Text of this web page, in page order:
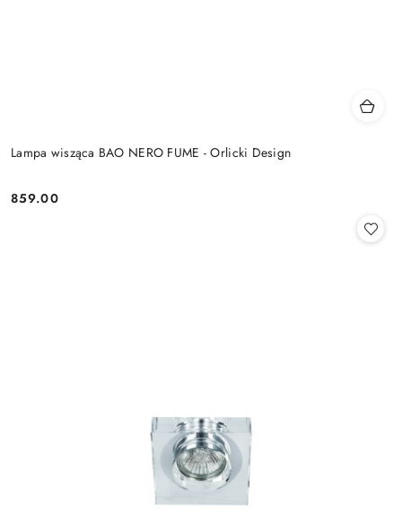
Lampa wisząca BAO NERO FUME - Orlicki Design
Cena:
859.00